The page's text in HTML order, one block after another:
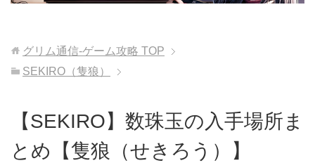
グリム通信-ゲーム攻略 TOP
SEKIRO（隻狼）
【SEKIRO】数珠玉の入手場所ま
とめ【隻狼（せきろう）】